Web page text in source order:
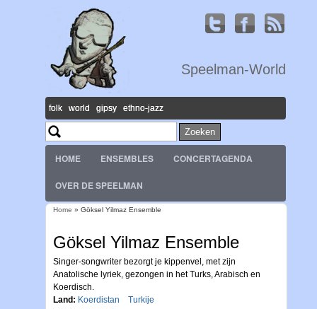
folk world gipsy ethno-jazz
Speelman-World
Zoekveld
Zoeken
HOME ENSEMBLES CONCERTAGENDA
OVER DE SPEELMAN
Home » Göksel Yilmaz Ensemble
Göksel Yilmaz Ensemble
Singer-songwriter bezorgt je kippenvel, met zijn
Anatolische lyriek, gezongen in het Turks, Arabisch en
Koerdisch.
Land: Koerdistan
Turkije